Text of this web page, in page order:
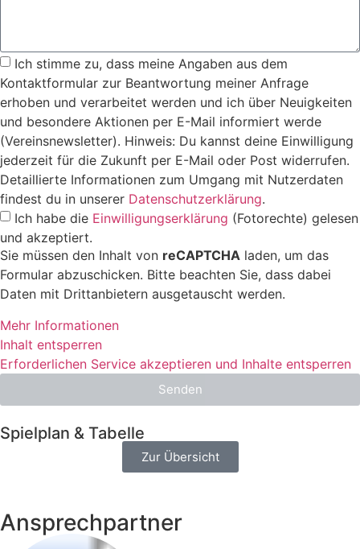
Ich stimme zu, dass meine Angaben aus dem
Kontaktformular zur Beantwortung meiner Anfrage
erhoben und verarbeitet werden und ich über Neuigkeiten
und besondere Aktionen per E-Mail informiert werde
(Vereinsnewsletter). Hinweis: Du kannst deine Einwilligung
jederzeit für die Zukunft per E-Mail oder Post widerrufen.
Detaillierte Informationen zum Umgang mit Nutzerdaten
findest du in unserer Datenschutzerklärung.
Ich habe die Einwilligungserklärung (Fotorechte) gelesen
und akzeptiert.
Sie müssen den Inhalt von reCAPTCHA laden, um das
Formular abzuschicken. Bitte beachten Sie, dass dabei
Daten mit Drittanbietern ausgetauscht werden.
Mehr Informationen
Inhalt entsperren
Erforderlichen Service akzeptieren und Inhalte entsperren
Senden
Spielplan & Tabelle
Zur Übersicht
Ansprechpartner